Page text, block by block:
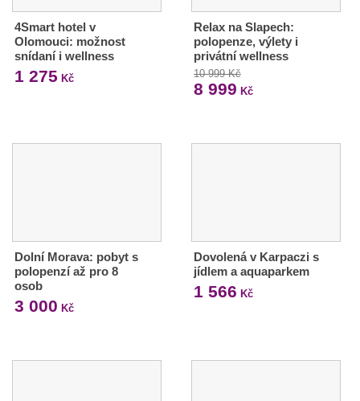
4Smart hotel v
Olomouci: možnost
snídaní i wellness
1 275 Kč
Relax na Slapech:
polopenze, výlety i
privátní wellness
10 999 Kč
8 999 Kč
Dolní Morava: pobyt s
polopenzí až pro 8
osob
3 000 Kč
Dovolená v Karpaczi s
jídlem a aquaparkem
1 566 Kč